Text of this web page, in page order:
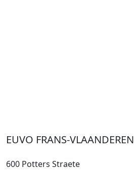
EUVO FRANS-VLAANDEREN
600 Potters Straete